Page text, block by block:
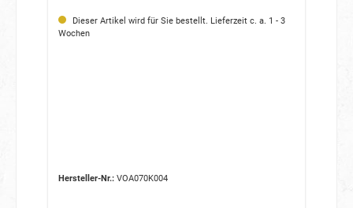
Dieser Artikel wird für Sie bestellt. Lieferzeit c. a. 1 - 3
Wochen
Hersteller-Nr.:VOA070K004